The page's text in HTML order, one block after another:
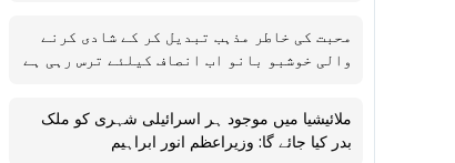
محبت کی خاطر مذہب تبدیل کر کے شادی کرنے
والی خوشبو بانو اب انصاف کیلئے ترس رہی ہے
ملائیشیا میں موجود ہر اسرائیلی شہری کو ملک
بدر کیا جائے گا: وزیراعظم انور ابراہیم